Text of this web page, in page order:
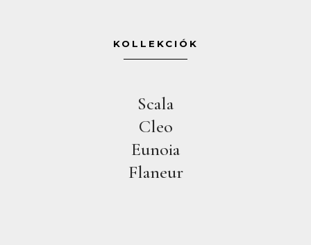
KOLLEKCIÓK
Scala
Cleo
Eunoia
Flaneur